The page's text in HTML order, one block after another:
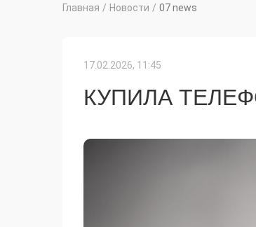
Главная / Новости / 07 news
17.02.2026, 11:45
КУПИЛА